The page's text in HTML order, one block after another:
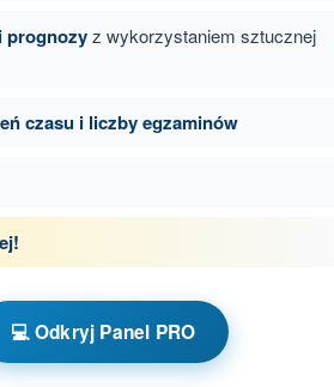
Dron STS - świadectwo
prognozyz wykorzystaniem sztucznej
czasu i liczby egzaminów
💻 Odkryj Panel PRO